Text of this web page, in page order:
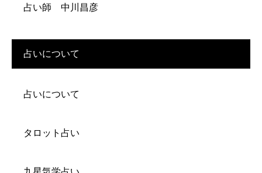
占い師 中川昌彦
占いについて
占いについて
タロット占い